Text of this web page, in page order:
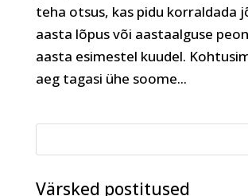
teha otsus, kas pidu korraldada
aasta lõpus või aastaalguse
aasta esimestel kuudel.
aeg tagasi ühe soome...
Värsked postitused